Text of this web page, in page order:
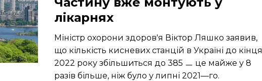
лікарнях
Міністр охорони здоров'я Віктор Ляшко заявив,
що кількість кисневих станцій в Україні до кінця
2022 року збільшиться до 385 ㅡ це майже у 8
разів більше, ніж було у липні 2021—го.